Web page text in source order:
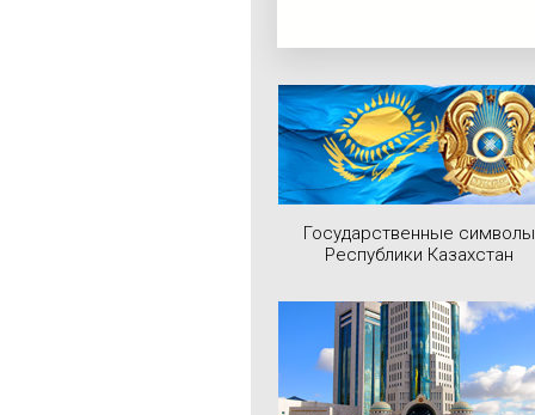
Государственные символы
Республики Казахстан